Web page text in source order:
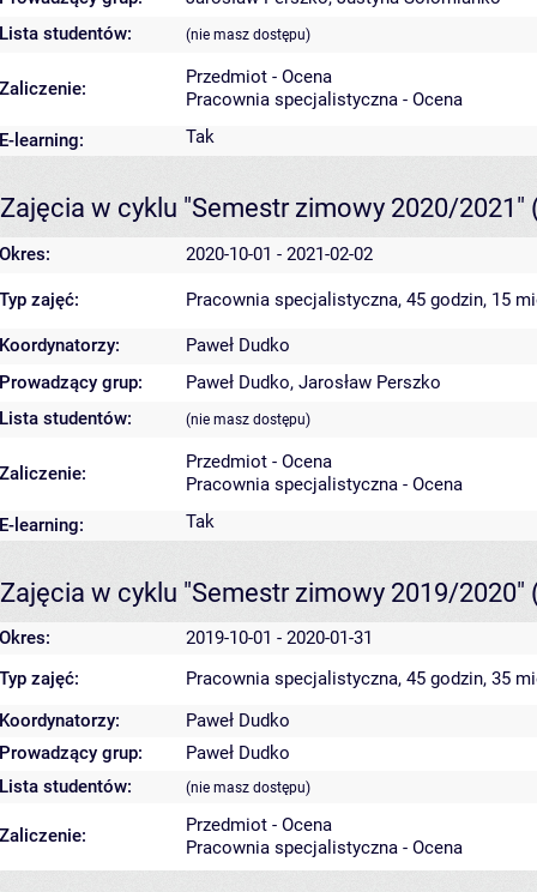
Lista studentów:
(nie masz dostępu)
Zaliczenie:
Przedmiot - Ocena
Pracownia specjalistyczna - Ocena
E-learning:
Tak
Zajęcia w cyklu "Semestr zimowy 2020/2021"
Okres: 2020-10-01 - 2021-02-02
Typ zajęć: Pracownia specjalistyczna, 45 godzin, 15
Koordynatorzy:
Paweł Dudko
Prowadzący grup:
Paweł Dudko, Jarosław Perszko
Lista studentów:
(nie masz dostępu)
Zaliczenie:
Przedmiot - Ocena
Pracownia specjalistyczna - Ocena
E-learning:
Tak
Zajęcia w cyklu "Semestr zimowy 2019/2020"
Okres:
2019-10-01 - 2020-01-31
Typ zajęć:
Pracownia specjalistyczna, 45 godzin, 35
Koordynatorzy:
Paweł Dudko
Prowadzący grup:
Paweł Dudko
Lista studentów:
(nie masz dostępu)
Zaliczenie:
Przedmiot - Ocena
Pracownia specjalistyczna - Ocena